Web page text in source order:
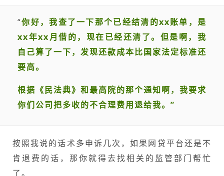
“你好，我查了一下那个已经结清的xx账单，是
xx年xx月借的，现在已经还清了。但是啊，我
自己算了一下，发现还款成本比国家法定标准还
要高。
根据《民法典》和最高院的那个通知啊，我要求
你们公司把多收的不合理费用退给我。”
按照我说的话术多申诉几次，如果网贷平台还是不
肯退费的话，那你就得去找相关的监管部门帮忙
了。